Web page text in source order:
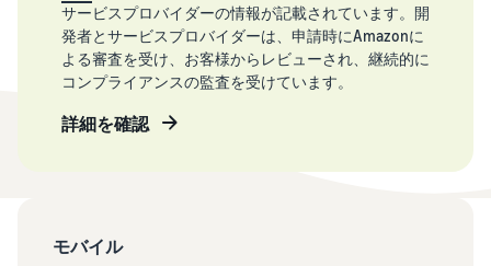
サービスプロバイダーの情報が記載されています。開
発者とサービスプロバイダーは、申請時にAmazonに
よる審査を受け、お客様からレビューされ、継続的に
コンプライアンスの監査を受けています。
詳細を確認
モバイル